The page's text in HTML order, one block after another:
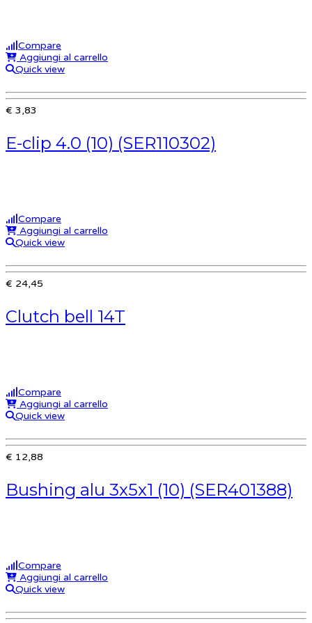
Compare
Aggiungi al carrello
Quick view
€ 3,83
E-clip 4.0 (10) (SER110302)
Compare
Aggiungi al carrello
Quick view
€ 24,45
Clutch bell 14T
Compare
Aggiungi al carrello
Quick view
€ 12,88
Bushing alu 3x5x1 (10) (SER401388)
Compare
Aggiungi al carrello
Quick view